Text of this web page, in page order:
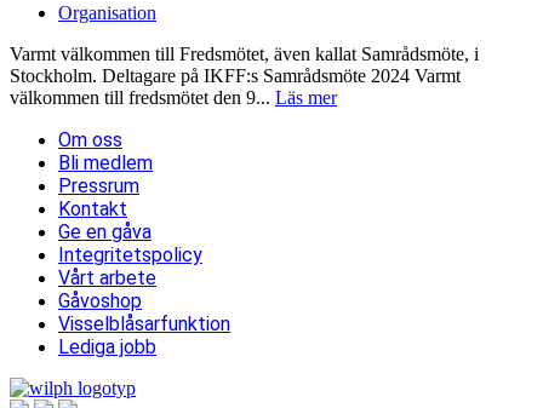
Organisation
Varmt välkommen till Fredsmötet, även kallat Samrådsmöte, i
Stockholm. Deltagare på IKFF:s Samrådsmöte 2024 Varmt
välkommen till fredsmötet den 9... Läs mer
Om oss
Bli medlem
Pressrum
Kontakt
Ge en gåva
Integritetspolicy
Vårt arbete
Gåvoshop
Visselblåsarfunktion
Lediga jobb